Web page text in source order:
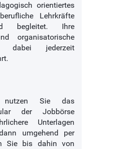
orientiertes
Lehrkräfte
begleitet. Ihre
organisatorische
dabei jederzeit
nutzen Sie das
der Jobbörse
Unterlagen
umgehend per
Sie bis dahin von